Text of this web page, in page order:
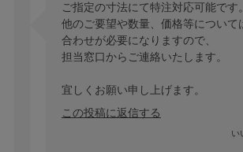
ご指定の寸法にて特注対応可能です。
他のご要望や数量、価格等について
合わせが必要になりますので、
担当窓口からご連絡いたします。
宜しくお願い申し上げます。
この投稿に返信する
い